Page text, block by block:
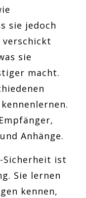
sie jedoch
verschickt
sie
macht.
Anhänge.
Sicherheit ist
Sie lernen
kennen,